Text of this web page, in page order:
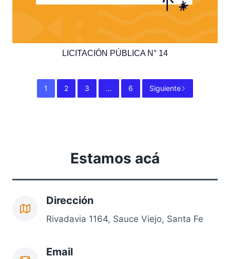
LICITACIÓN PÚBLICA N° 14
1 2 3 … 6 Siguiente
Estamos acá
Dirección
Rivadavia 1164, Sauce Viejo, Santa Fe
Email